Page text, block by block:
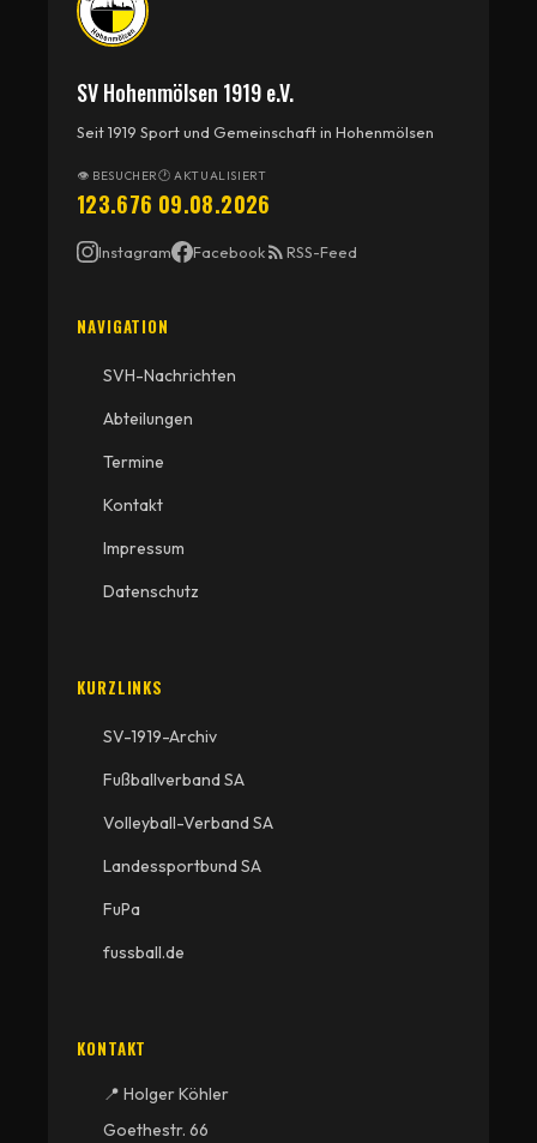
SV Hohenmölsen 1919 e.V.
Seit 1919 Sport und Gemeinschaft in Hohenmölsen
👁 BESUCHER
123.676
🕐 AKTUALISIERT
09.08.2026
Instagram Facebook RSS-Feed
NAVIGATION
SVH-Nachrichten
Abteilungen
Termine
Kontakt
Impressum
Datenschutz
KURZLINKS
SV-1919-Archiv
Fußballverband SA
Volleyball-Verband SA
Landessportbund SA
FuPa
fussball.de
KONTAKT
📍 Holger Köhler
Goethestr. 66